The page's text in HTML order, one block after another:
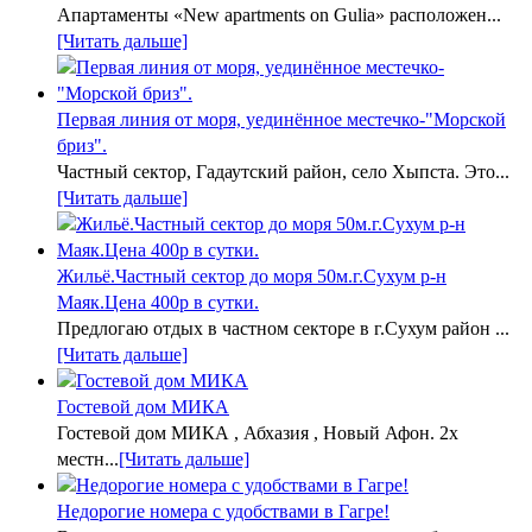
Апартаменты «New apartments on Gulia» расположен...
[Читать дальше]
Первая линия от моря, уединённое местечко-"Морской
бриз".
Частный сектор, Гадаутский район, село Хыпста. Это...
[Читать дальше]
Жильё.Частный сектор до моря 50м.г.Сухум р-н
Маяк.Цена 400р в сутки.
Предлогаю отдых в частном секторе в г.Сухум район ...
[Читать дальше]
Гостевой дом МИКА
Гостевой дом МИКА , Абхазия , Новый Афон. 2х
местн...[Читать дальше]
Недорогие номера с удобствами в Гагре!